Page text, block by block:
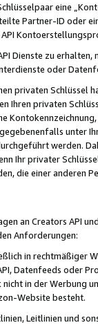
eine
Partner-ID oder
Dienste zu
oder
privaten
Ihren privaten
unter
werden.
Ihr privater
die einer anderen
an Creators API
Anforderungen:
in rechtmäßiger
Datenfeeds oder
in der Werbung
Website besteht.
Leitlinien und